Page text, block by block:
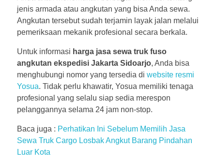
jenis armada atau angkutan yang bisa Anda sewa.
Angkutan tersebut sudah terjamin layak jalan melalui
pemeriksaan mekanik profesional secara berkala.
Untuk informasi harga jasa sewa truk fuso
angkutan ekspedisi Jakarta Sidoarjo, Anda bisa
menghubungi nomor yang tersedia di website resmi
Yosua. Tidak perlu khawatir, Yosua memiliki tenaga
profesional yang selalu siap sedia merespon
pelanggannya selama 24 jam non-stop.
Baca juga : Perhatikan Ini Sebelum Memilih Jasa
Sewa Truk Cargo Losbak Angkut Barang Pindahan
Luar Kota